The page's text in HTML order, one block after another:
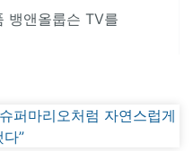
뱅앤올룹슨 TV를